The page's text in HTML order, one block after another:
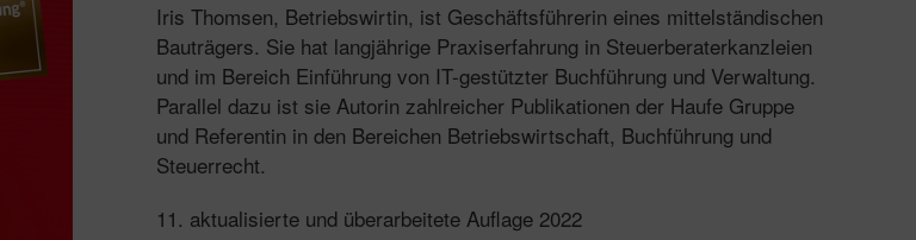
Iris Thomsen, Betriebswirtin, ist Geschäftsführerin eines mittelständischen
Bauträgers. Sie hat langjährige Praxiserfahrung in Steuerberaterkanzleien
und im Bereich Einführung von IT-gestützter Buchführung und Verwaltung.
Parallel dazu ist sie Autorin zahlreicher Publikationen der Haufe Gruppe
und Referentin in den Bereichen Betriebswirtschaft, Buchführung und
Steuerrecht.
11. aktualisierte und überarbeitete Auflage 2022